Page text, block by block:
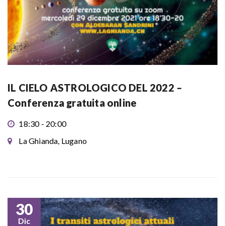
IL CIELO ASTROLOGICO DEL 2022 –
Conferenza gratuita online
18:30 - 20:00
La Ghianda, Lugano
30
Dic